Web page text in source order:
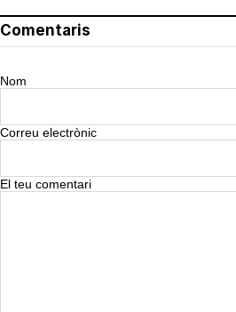
Comentaris
Nom
Correu electrònic
El teu comentari